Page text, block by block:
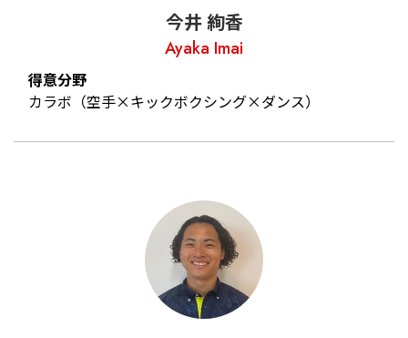
今井 絢香
Ayaka Imai
得意分野
カラボ（空手×キックボクシング×ダンス）